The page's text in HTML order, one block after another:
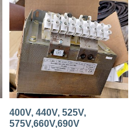
400V, 440V, 525V,
575V,660V,690V